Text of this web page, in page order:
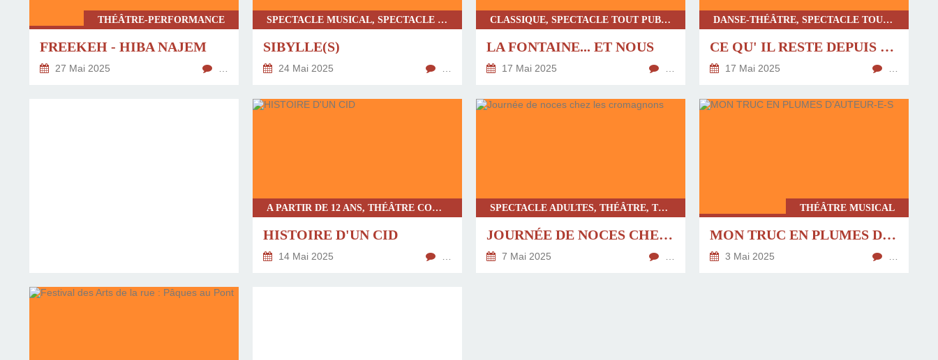
THÉÂTRE-PERFORMANCE
FREEKEH - HIBA NAJEM
27 Mai 2025
SPECTACLE MUSICAL, SPECTACLE TOUT PUBLIC
SIBYLLE(S)
24 Mai 2025
CLASSIQUE, SPECTACLE TOUT PUBLIC, THÉÂTRE, THÉÂTRE CONTEMPORAIN REVISITÉ
LA FONTAINE... ET NOUS
17 Mai 2025
DANSE-THÉÂTRE, SPECTACLE TOUT PUBLIC, SPECTACLE MUSICAL, THÉÂTRE CONTEMPORAIN REVISITÉ
CE QU' IL RESTE DEPUIS LA RIVE
17 Mai 2025
A PARTIR DE 12 ANS, THÉÂTRE CONTEMPORAIN, THÉÂTRE, THÉÂTRE CONTEMPORAIN REVISITÉ
HISTOIRE D'UN CID
14 Mai 2025
SPECTACLE ADULTES, THÉÂTRE, THÉÂTRE CONTEMPORAIN
JOURNÉE DE NOCES CHEZ LES CROMAGNONS
7 Mai 2025
THÉÂTRE MUSICAL
MON TRUC EN PLUMES D’AUTEUR-E-S
3 Mai 2025